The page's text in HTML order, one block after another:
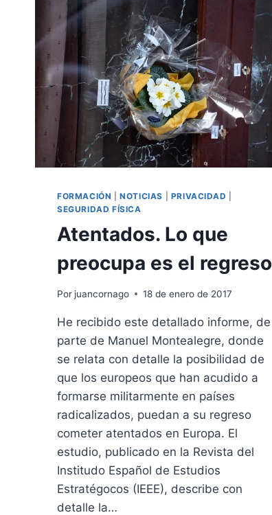
SABER
RESPUESTA
FORMACIÓN |NOTICIAS PRIVACIDAD
SEGURIDAD FÍSICA
Atentados. Lo que
preocupa es el regreso
Por juancornago 18 de enero de 2017
He recibido este detallado informe, de
parte de Manuel Montealegre, donde
se relata con detalle la posibilidad de
que los europeos que han acudido a
formarse militarmente en países
radicalizados, puedan a su regreso
cometer atentados en Europa. El
estudio, publicado en la Revista del
Institudo Español de Estudios
Estratégocos (IEEE), describe con
detalle la…